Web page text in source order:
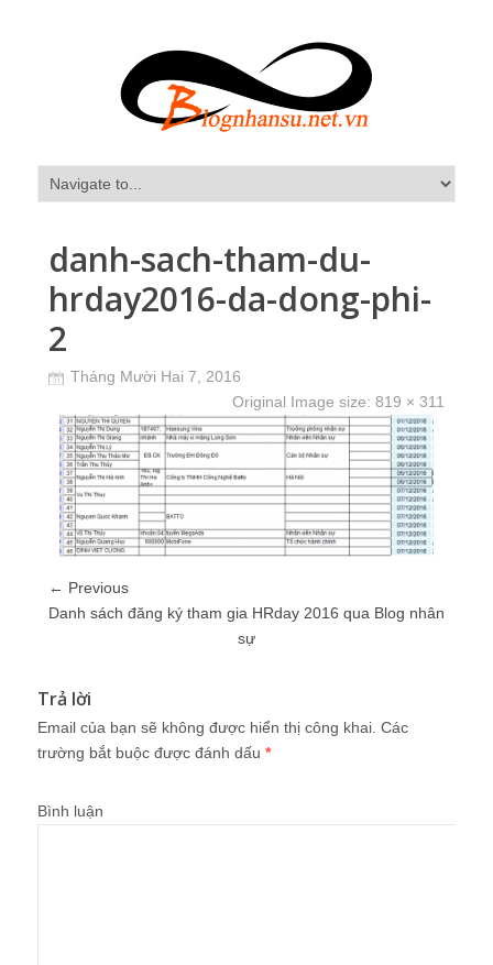
danh-sach-tham-du-
hrday2016-da-dong-phi-
2
Tháng Mười Hai 7, 2016
Original Image size: 819 × 311
← Previous
Danh sách đăng ký tham gia HRday 2016 qua Blog nhân
sự
Trả lời
Email của bạn sẽ không được hiển thị công khai. Các
trường bắt buộc được đánh dấu *
Bình luận